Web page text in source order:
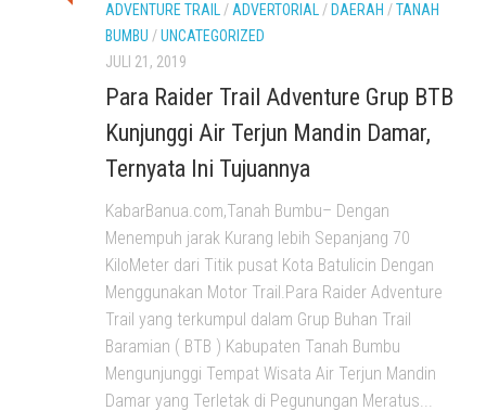
ADVENTURE TRAIL / ADVERTORIAL / DAERAH /TANAH
BUMBU /UNCATEGORIZED
JULI 21, 2019
Para Raider Trail Adventure Grup BTB
Kunjunggi Air Terjun Mandin Damar,
Ternyata Ini Tujuannya
KabarBanua.com,Tanah Bumbu– Dengan
Menempuh jarak Kurang lebih Sepanjang 70
KiloMeter dari Titik pusat Kota Batulicin Dengan
Menggunakan Motor Trail.Para Raider Adventure
Trail yang terkumpul dalam Grup Buhan Trail
Baramian ( BTB ) Kabupaten Tanah Bumbu
Mengunjunggi Tempat Wisata Air Terjun Mandin
Damar yang Terletak di Pegunungan Meratus...